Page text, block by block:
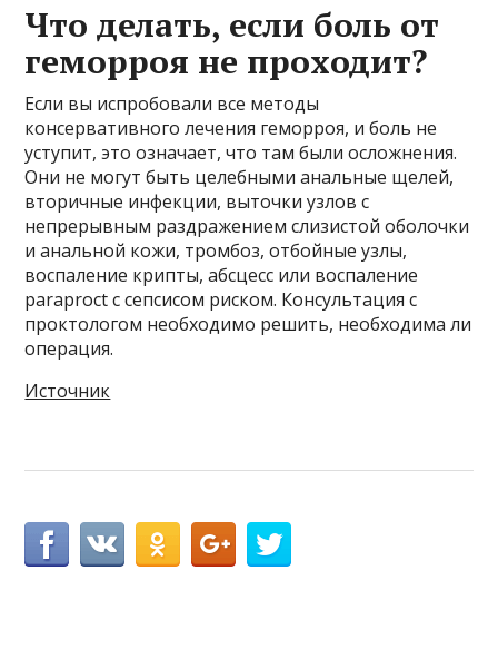
Что делать, если боль от
геморроя не проходит?
Если вы испробовали все методы
консервативного лечения геморроя, и боль не
уступит, это означает, что там были осложнения.
Они не могут быть целебными анальные щелей,
вторичные инфекции, выточки узлов с
непрерывным раздражением слизистой оболочки
и анальной кожи, тромбоз, отбойные узлы,
воспаление крипты, абсцесс или воспаление
paraproct с сепсисом риском. Консультация с
проктологом необходимо решить, необходима ли
операция.
Источник